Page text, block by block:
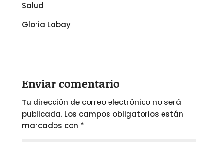
Salud
Gloria Labay
Enviar comentario
Tu dirección de correo electrónico no será
publicada. Los campos obligatorios están
marcados con *